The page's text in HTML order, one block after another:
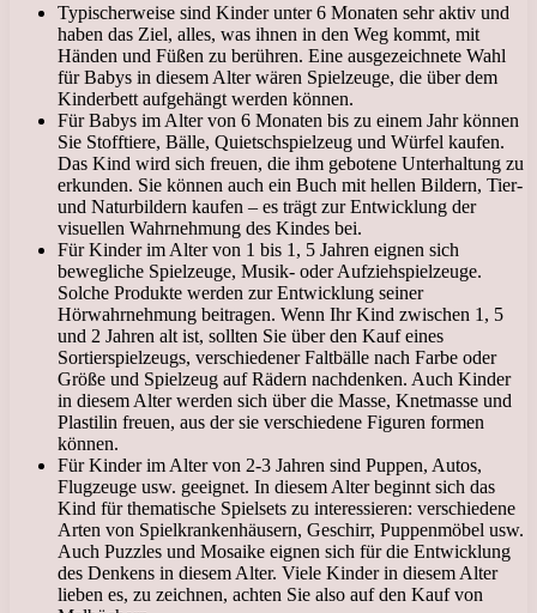
Typischerweise sind Kinder unter 6 Monaten sehr aktiv und
haben das Ziel, alles, was ihnen in den Weg kommt, mit
Händen und Füßen zu berühren. Eine ausgezeichnete Wahl
für Babys in diesem Alter wären Spielzeuge, die über dem
Kinderbett aufgehängt werden können.
Für Babys im Alter von 6 Monaten bis zu einem Jahr können
Sie Stofftiere, Bälle, Quietschspielzeug und Würfel kaufen.
Das Kind wird sich freuen, die ihm gebotene Unterhaltung zu
erkunden. Sie können auch ein Buch mit hellen Bildern, Tier-
und Naturbildern kaufen – es trägt zur Entwicklung der
visuellen Wahrnehmung des Kindes bei.
Für Kinder im Alter von 1 bis 1, 5 Jahren eignen sich
bewegliche Spielzeuge, Musik- oder Aufziehspielzeuge.
Solche Produkte werden zur Entwicklung seiner
Hörwahrnehmung beitragen. Wenn Ihr Kind zwischen 1, 5
und 2 Jahren alt ist, sollten Sie über den Kauf eines
Sortierspielzeugs, verschiedener Faltbälle nach Farbe oder
Größe und Spielzeug auf Rädern nachdenken. Auch Kinder
in diesem Alter werden sich über die Masse, Knetmasse und
Plastilin freuen, aus der sie verschiedene Figuren formen
können.
Für Kinder im Alter von 2-3 Jahren sind Puppen, Autos,
Flugzeuge usw. geeignet. In diesem Alter beginnt sich das
Kind für thematische Spielsets zu interessieren: verschiedene
Arten von Spielkrankenhäusern, Geschirr, Puppenmöbel usw.
Auch Puzzles und Mosaike eignen sich für die Entwicklung
des Denkens in diesem Alter. Viele Kinder in diesem Alter
lieben es, zu zeichnen, achten Sie also auf den Kauf von